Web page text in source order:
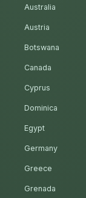
Australia
Austria
Botswana
Canada
Cyprus
Dominica
Egypt
Germany
Greece
Grenada